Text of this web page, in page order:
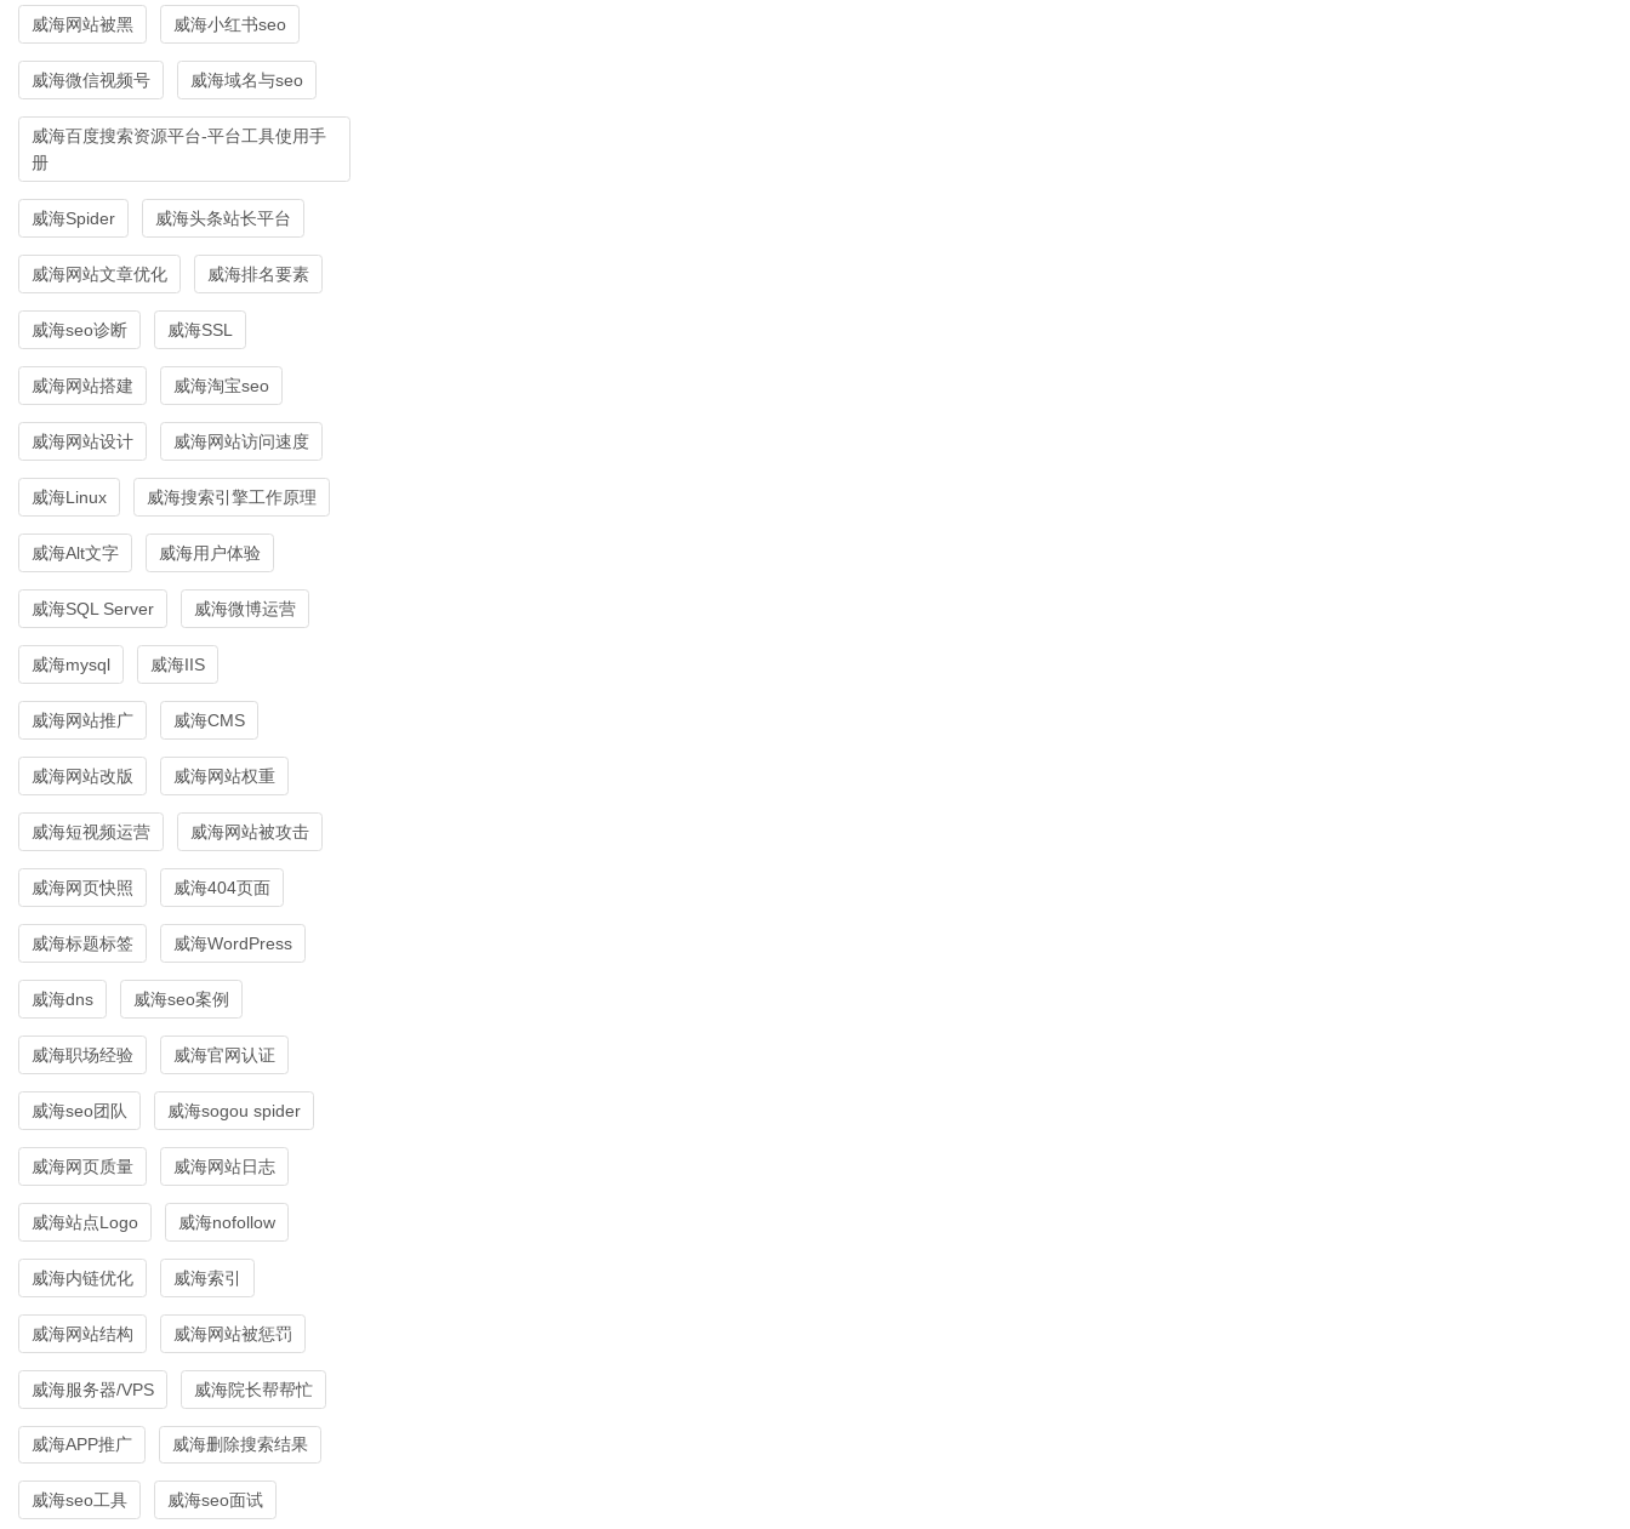
威海网站被黑 威海小红书seo
威海微信视频号 威海域名与seo
威海百度搜索资源平台-平台工具使用手
册
威海Spider 威海头条站长平台
威海网站文章优化 威海排名要素
威海seo诊断 威海SSL
威海网站搭建 威海淘宝seo
威海网站设计 威海网站访问速度
威海Linux 威海搜索引擎工作原理
威海Alt文字 威海用户体验
威海SQL Server 威海微博运营
威海mysql 威海IIS
威海网站推广 威海CMS
威海网站改版 威海网站权重
威海短视频运营 威海网站被攻击
威海网页快照 威海404页面
威海标题标签 威海WordPress
威海dns 威海seo案例
威海职场经验 威海官网认证
威海seo团队 威海sogou spider
威海网页质量 威海网站日志
威海站点Logo 威海nofollow
威海内链优化 威海索引
威海网站结构 威海网站被惩罚
威海服务器/VPS 威海院长帮帮忙
威海APP推广 威海删除搜索结果
威海seo工具 威海seo面试